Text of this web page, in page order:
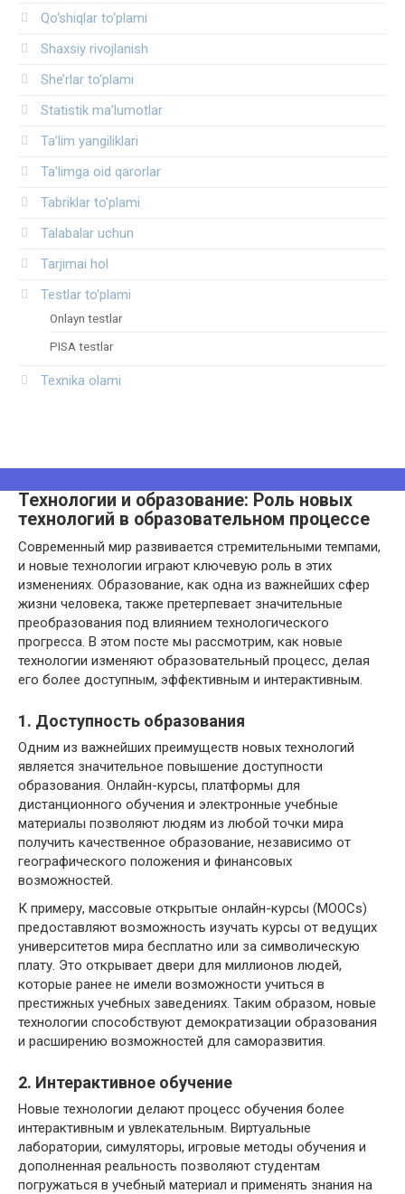
Qo‘shiqlar to‘plami
Shaxsiy rivojlanish
She’rlar to‘plami
Statistik ma’lumotlar
Ta’lim yangiliklari
Ta’limga oid qarorlar
Tabriklar to'plami
Talabalar uchun
Tarjimai hol
Testlar to‘plami
Onlayn testlar
PISA testlar
Texnika olami
Технологии и образование: Роль новых
технологий в образовательном процессе
Современный мир развивается стремительными темпами,
и новые технологии играют ключевую роль в этих
изменениях. Образование, как одна из важнейших сфер
жизни человека, также претерпевает значительные
преобразования под влиянием технологического
прогресса. В этом посте мы рассмотрим, как новые
технологии изменяют образовательный процесс, делая
его более доступным, эффективным и интерактивным.
1. Доступность образования
Одним из важнейших преимуществ новых технологий
является значительное повышение доступности
образования. Онлайн-курсы, платформы для
дистанционного обучения и электронные учебные
материалы позволяют людям из любой точки мира
получить качественное образование, независимо от
географического положения и финансовых
возможностей.
К примеру, массовые открытые онлайн-курсы (MOOCs)
предоставляют возможность изучать курсы от ведущих
университетов мира бесплатно или за символическую
плату. Это открывает двери для миллионов людей,
которые ранее не имели возможности учиться в
престижных учебных заведениях. Таким образом, новые
технологии способствуют демократизации образования
и расширению возможностей для саморазвития.
2. Интерактивное обучение
Новые технологии делают процесс обучения более
интерактивным и увлекательным. Виртуальные
лаборатории, симуляторы, игровые методы обучения и
дополненная реальность позволяют студентам
погружаться в учебный материал и применять знания на